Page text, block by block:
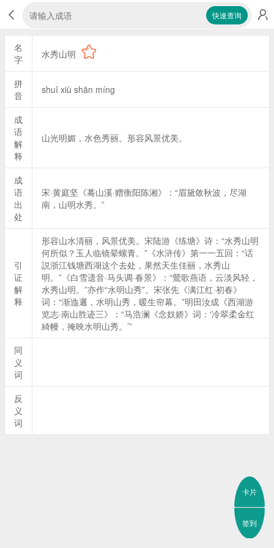
快速查询
名
字
水秀山明
拼
音
shuǐ xiù shān míng
成
语
解
释
山光明媚，水色秀丽。形容风景优美。
成
语
出
处
宋·黄庭坚《蓦山溪·赠衡阳陈湘》：“眉黛敛秋波，尽湖
南，山明水秀。”
引
证
解
释
形容山水清丽，风景优美。宋陆游《练塘》诗：“水秀山明
何所似？玉人临镜晕螺青。”《水浒传》第一一五回：“话
説浙江钱塘西湖这个去处，果然天生佳丽，水秀山
明。”《白雪遗音·马头调·春景》：“鶯歌燕语，云淡风轻，
水秀山明。”亦作“水明山秀”。宋张先《满江红·初春》
词：“渐迆邐，水明山秀，暖生帘幕。”明田汝成《西湖游
览志·南山胜迹三》：“马浩澜《念奴娇》词：‘冷翠柔金红
綺幔，掩映水明山秀。’”
同
义
词
反
义
词
卡片
签到